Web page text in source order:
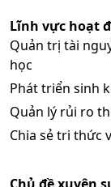
Lĩnh vực hoạt
Quản trị tài
học
Phát triển sinh
Quản lý rủi ro
Chia sẻ tri thức